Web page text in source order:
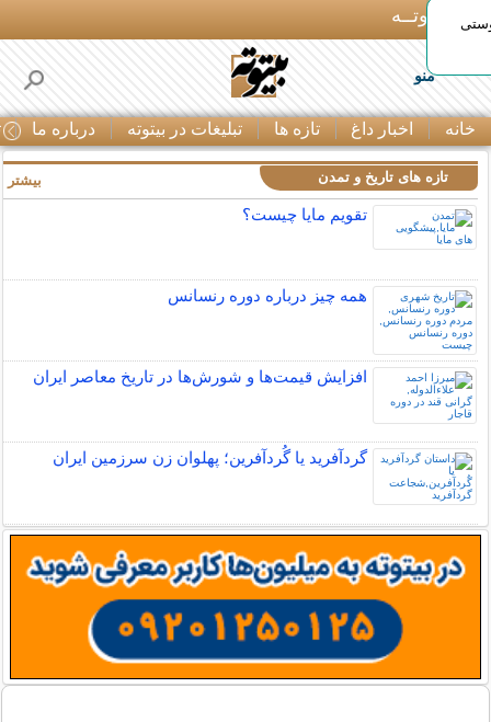
بـیتوتــه
منو
خانه اخبار داغ تازه ها تبلیغات در بیتوته درباره ما
تازه های تاریخ و تمدن
تقویم مایا چیست؟
همه چیز درباره دوره رنسانس
افزایش قیمت‌ها و شورش‌ها در تاریخ معاصر ایران
گردآفرید یا گُردآفرین؛ پهلوان زن سرزمین ایران
بیشتر